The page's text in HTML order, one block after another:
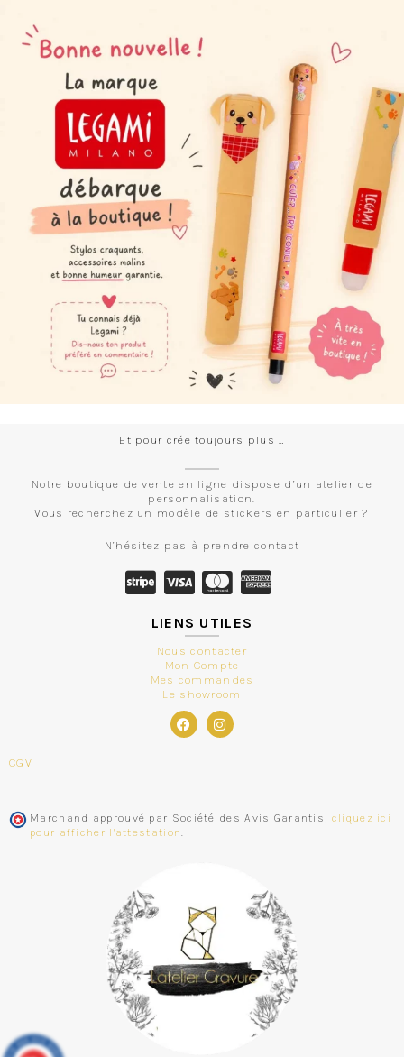
Et pour crée toujours plus …
Notre boutique de vente en ligne dispose d’un atelier de
personnalisation.
Vous recherchez un modèle de stickers en particulier ?
N’hésitez pas à prendre contact
LIENS UTILES
Nous contacter
Mon Compte
Mes commandes
Le showroom
CGV
Marchand approuvé par Société des Avis Garantis, cliquez ici
pour afficher l'attestation.